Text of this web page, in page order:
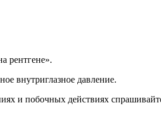
рентгене».
внутриглазное давление.
и побочных действиях